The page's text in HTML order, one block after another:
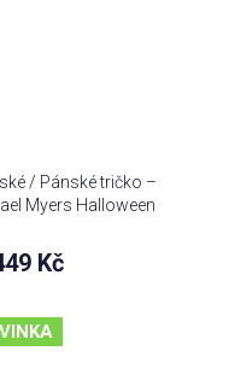
/ Pánské tričko –
Myers Halloween
Kč